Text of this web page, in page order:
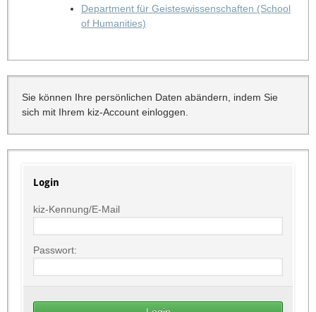
Department für Geisteswissenschaften (School
of Humanities)
Sie können Ihre persönlichen Daten abändern, indem Sie
sich mit Ihrem kiz-Account einloggen.
Login
kiz-Kennung/E-Mail
Passwort: